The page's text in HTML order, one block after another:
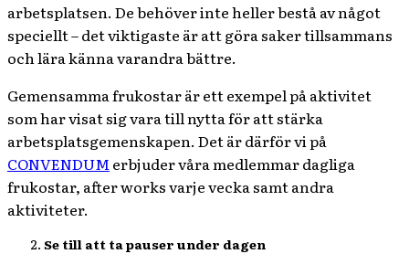
arbetsplatsen. De behöver inte heller bestå av något
speciellt – det viktigaste är att göra saker tillsammans
och lära känna varandra bättre.
Gemensamma frukostar är ett exempel på aktivitet
som har visat sig vara till nytta för att stärka
arbetsplatsgemenskapen. Det är därför vi på
CONVENDUMerbjuder våra medlemmar dagliga
frukostar, after works varje vecka samt andra
aktiviteter.
Se till att ta pauser under dagen